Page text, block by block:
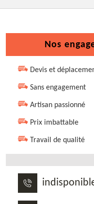
Nos
Devis et
Sans engagement
Artisan passionné
Prix imbattable
Travail de qualité